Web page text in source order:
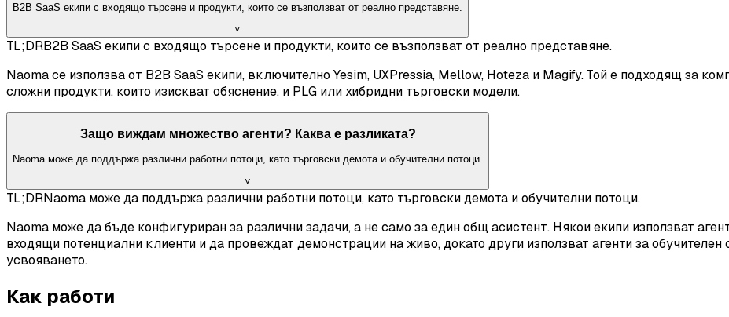
B2B SaaS екипи с входящо търсене и продукти, които се възползват от реално представяне.
˅
TL;DRB2B SaaS екипи с входящо търсене и продукти, които се възползват от реално представяне.
Naoma се използва от B2B SaaS екипи, включително Yesim, UXPressia, Mellow, Hoteza и Magify. Той е подходящ за
сложни продукти, които изискват обяснение, и PLG или хибридни търговски модели.
Защо виждам множество агенти? Каква е разликата?
Naoma може да поддържа различни работни потоци, като търговски демота и обучителни потоци.
˅
TL;DRNaoma може да поддържа различни работни потоци, като търговски демота и обучителни потоци.
Naoma може да бъде конфигуриран за различни задачи, а не само за един общ асистент. Някои екипи използват
входящи потенциални клиенти и да провеждат демонстрации на живо, докато други използват агенти за
усвояването.
Как работи